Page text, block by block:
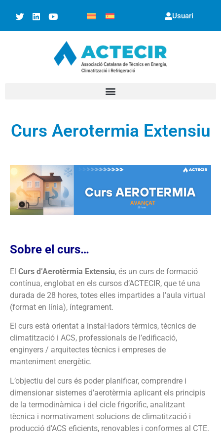
Usuari
Curs Aerotermia Extensiu
Sobre el curs…
El Curs d’Aerotèrmia Extensiu, és un curs de formació
contínua, englobat en els cursos d’ACTECIR, que té una
durada de 28 hores, totes elles impartides a l’aula virtual
(format en línia), íntegrament.
El curs està orientat a instal·ladors tèrmics, tècnics de
climatització i ACS, professionals de l’edificació,
enginyers / arquitectes tècnics i empreses de
manteniment energètic.
L’objectiu del curs és poder planificar, comprendre i
dimensionar sistemes d’aerotèrmia aplicant els principis
de la termodinàmica i del cicle frigorífic, analitzant
tècnica i normativament solucions de climatització i
producció d’ACS eficients, renovables i conformes al CTE.